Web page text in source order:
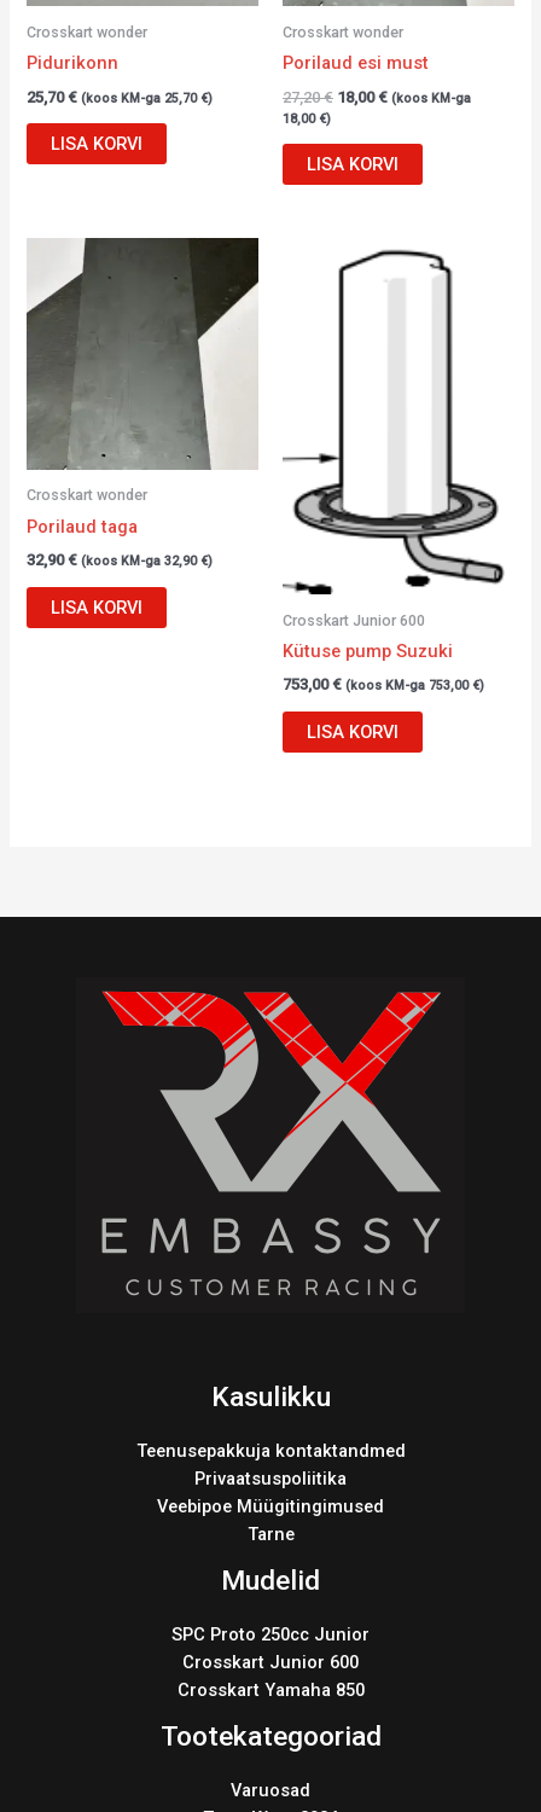
Crosskart wonder
Pidurikonn
25,70€ (koos KM-ga 25,70 €)
LISA KORVI
Crosskart wonder
Porilaud esi must
27,20€ 18,00€ (koos KM-ga
18,00 €)
LISA KORVI
Crosskart wonder
Porilaud taga
32,90€ (koos KM-ga32,90 €)
LISA KORVI
Crosskart Junior 600
Kütuse pump Suzuki
753,00€ (koos KM-ga 753,00 €)
LISA KORVI
Kasulikku
Teenusepakkuja kontaktandmed
Privaatsuspoliitika
Veebipoe Müügitingimused
Tarne
Mudelid
SPC Proto 250cc Junior
Crosskart Junior 600
Crosskart Yamaha 850
Tootekategooriad
Varuosad